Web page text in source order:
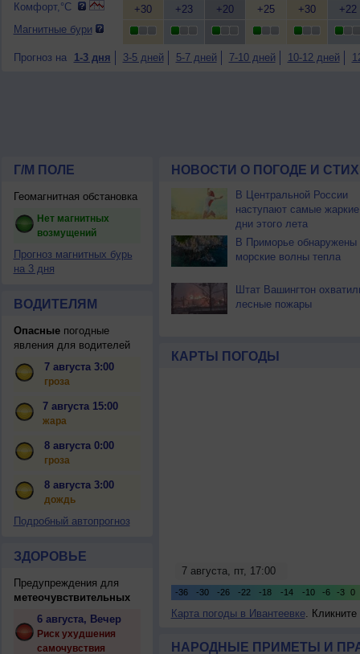
Комфорт,°C
Магнитные бури
+30
+23
+20
+25
+30
+22
Прогноз на 1-3 дня 3-5 дней 5-7 дней 7-10 дней 10-12 дней
Г/М ПОЛЕ
Геомагнитная обстановка
Нет магнитных
возмущений
Прогноз магнитных бурь
на 3 дня
ВОДИТЕЛЯМ
Опасныепогодные
явления для водителей
7 августа 3:00
гроза
7 августа 15:00
жара
8 августа 0:00
гроза
8 августа 3:00
дождь
Подробный автопрогноз
ЗДОРОВЬЕ
Предупреждения для
метеочувствительных
6 августа, Вечер
Риск ухудшения
самочувствия
НОВОСТИ О ПОГОДЕ И
В Центральной России
наступают самые жаркие
дни этого лета
В Приморье обнаружены
морские волны тепла
Штат Вашингтон
лесные пожары
КАРТЫ ПОГОДЫ
Карта погоды в Ивантеевке. Кликните
НАРОДНЫЕ ПРИМЕТЫ И